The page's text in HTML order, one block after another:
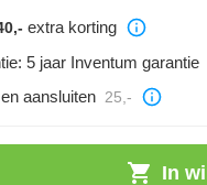
extra korting
5 jaar Inventum garantie
aansluiten 25,-
In